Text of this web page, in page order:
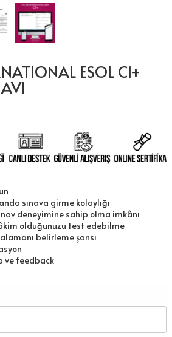
ESOL C1+
sınava girme kolaylığı
deneyimine sahip olma imkânı
olduğunuzu test edebilme
belirleme şansı
ve feedback